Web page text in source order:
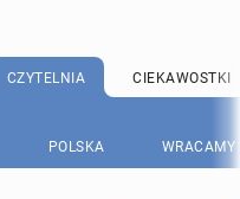
CZYTELNIA CIEKAWOSTKI
POLSKA WRACAMY